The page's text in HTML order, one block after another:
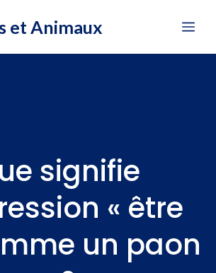
et Animaux
signifie
« être
un paon